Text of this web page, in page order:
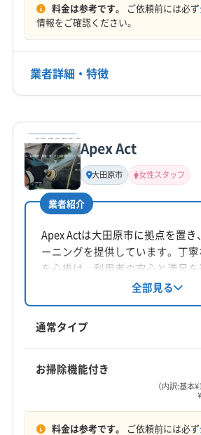
料金は参考です。 ご依頼前には必ず
情報をご確認ください。
業者詳細・特徴
基本情報
代表者名
馬上正純
所在地
福島県不明
対応地域
いわき市 須賀川市
石川郡古殿町
石川郡石川町
石川郡
石川郡平田村
双葉郡
双葉郡楢葉町
双葉郡富岡町
双葉郡
東白川
(茨城
(茨城県) 北茨城市
Apex Act
大田原市 女性スタッフ
業者紹介
Apex Actは大田原市に拠点を置き
ーニングを提供しています。丁
を心掛け、利用者の安心と満足
間外の予約や女性スタッフ同行も
す。基本料金11,000円からで、
ションも用意されています。年
ています。
全部見る
通常タイプ
お掃除機能付き
（内訳:基本
料金は参考です。 ご依頼前には必ず